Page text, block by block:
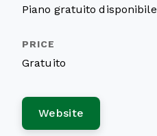
Piano gratuito disponibile
Gratuito
Website